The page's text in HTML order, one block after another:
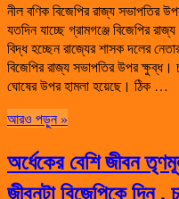
নীল বণিক বিজেপির রাজ্য সভাপতির
যতদিন যাচ্ছে গ্রামগঞ্জে বিজেপির
বিদ্ধ হচ্ছেন রাজ্যের শাসক দলের
বিজেপির রাজ্য সভাপতির উপর ক্ষুব্ধ।
ঘোষের উপর হামলা হয়েছে। ঠিক …
আরও পড়ুন »
অর্ধেকের বেশি জীবন
জীবনটা বিজেপিকে দিন ,